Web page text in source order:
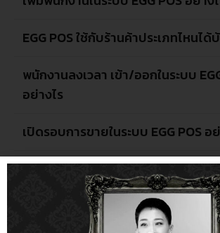
EGG POS ใช้กับร้านค้าประเภทไหนได้
พนักงานลงเวลา เข้า/ออกในระบบ
อย่างไร
เปิดรอบการขายในระบบ EGG POS อ